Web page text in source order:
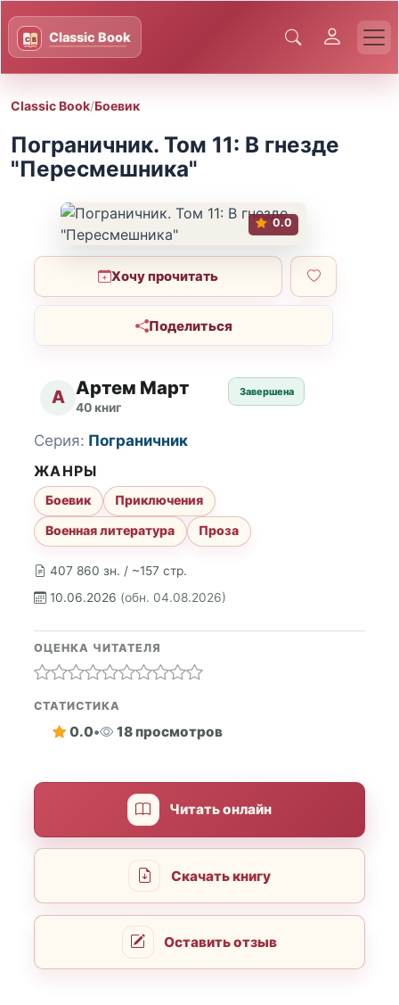
Classic Book/Боевик
Пограничник. Том 11: В гнезде
"Пересмешника"
0.0
Хочу прочитать
Поделиться
А Артем Март
40 книг
Завершена
407 860 зн. / ~157 стр.
10.06.2026 (обн. 04.08.2026)
Серия: Пограничник
ЖАНРЫ
Боевик
Приключения
Военная литература
Проза
ОЦЕНКА ЧИТАТЕЛЯ
СТАТИСТИКА
0.0• 18 просмотров
Читать онлайн
Скачать книгу
Оставить отзыв